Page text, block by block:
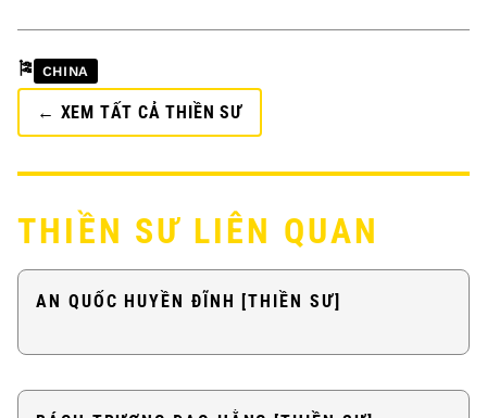
🎏 CHINA
← XEM TẤT CẢ THIỀN SƯ
THIỀN SƯ LIÊN QUAN
AN QUỐC HUYỀN ĐĨNH [THIỀN SƯ]